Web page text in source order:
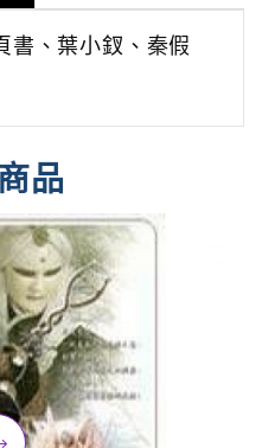
書、葉小釵、秦假
品